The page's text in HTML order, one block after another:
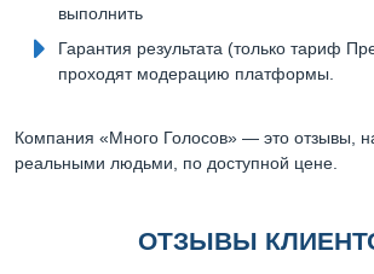
выполнить
Гарантия результата (только тариф
проходят модерацию платформы.
Компания «Много Голосов» — это отзывы,
реальными людьми, по доступной цене.
ОТЗЫВЫ